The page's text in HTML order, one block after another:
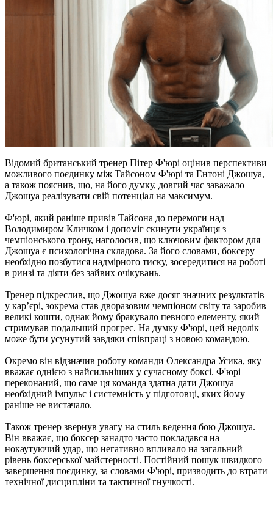
Відомий британський тренер Пітер Ф'юрі оцінив перспективи
можливого поєдинку між Тайсоном Ф'юрі та Ентоні Джошуа,
а також пояснив, що, на його думку, довгий час заважало
Джошуа реалізувати свій потенціал на максимум.
Ф'юрі, який раніше привів Тайсона до перемоги над
Володимиром Кличком і допоміг скинути українця з
чемпіонського трону, наголосив, що ключовим фактором для
Джошуа є психологічна складова. За його словами, боксеру
необхідно позбутися надмірного тиску, зосередитися на роботі
в ринзі та діяти без зайвих очікувань.
Тренер підкреслив, що Джошуа вже досяг значних результатів
у кар’єрі, зокрема став дворазовим чемпіоном світу та заробив
великі кошти, однак йому бракувало певного елементу, який
стримував подальший прогрес. На думку Ф'юрі, цей недолік
може бути усунутий завдяки співпраці з новою командою.
Окремо він відзначив роботу команди Олександра Усика, яку
вважає однією з найсильніших у сучасному боксі. Ф'юрі
переконаний, що саме ця команда здатна дати Джошуа
необхідний імпульс і системність у підготовці, яких йому
раніше не вистачало.
Також тренер звернув увагу на стиль ведення бою Джошуа.
Він вважає, що боксер занадто часто покладався на
нокаутуючий удар, що негативно впливало на загальний
рівень боксерської майстерності. Постійний пошук швидкого
завершення поєдинку, за словами Ф'юрі, призводить до втрати
технічної дисципліни та тактичної гнучкості.